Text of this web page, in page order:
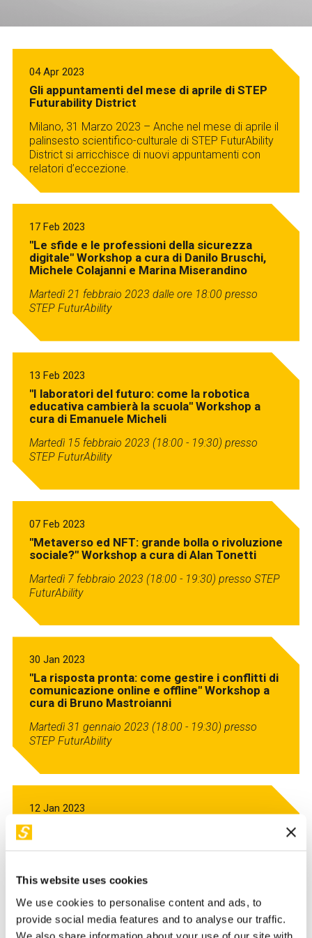
This website uses cookies
We use cookies to personalise content and ads, to
provide social media features and to analyse our traffic.
We also share information about your use of our site with
Contact us
FAQs
04 Apr 2023
Gli appuntamenti del mese di aprile di STEP
Futurability District
Milano, 31 Marzo 2023 – Anche nel mese di aprile il
palinsesto scientifico-culturale di STEP FuturAbility
District si arricchisce di nuovi appuntamenti con
relatori d’eccezione.
17 Feb 2023
"Le sfide e le professioni della sicurezza
digitale" Workshop a cura di Danilo Bruschi,
Michele Colajanni e Marina Miserandino
Martedì 21 febbraio 2023 dalle ore 18:00 presso
STEP FuturAbility
13 Feb 2023
"I laboratori del futuro: come la robotica
educativa cambierà la scuola" Workshop a
cura di Emanuele Micheli
Martedì 15 febbraio 2023 (18:00 - 19:30) presso
STEP FuturAbility
07 Feb 2023
"Metaverso ed NFT: grande bolla o rivoluzione
sociale?" Workshop a cura di Alan Tonetti
Martedì 7 febbraio 2023 (18:00 - 19:30) presso STEP
FuturAbility
30 Jan 2023
"La risposta pronta: come gestire i conflitti di
comunicazione online e offline" Workshop a
cura di Bruno Mastroianni
Martedì 31 gennaio 2023 (18:00 - 19:30) presso
STEP FuturAbility
12 Jan 2023
"L’importanza del purpose per i talenti del
futuro" Workshop a cura di Francesco
Giovedì, 12 gennaio 2023 (18:00 - 19:30) presso